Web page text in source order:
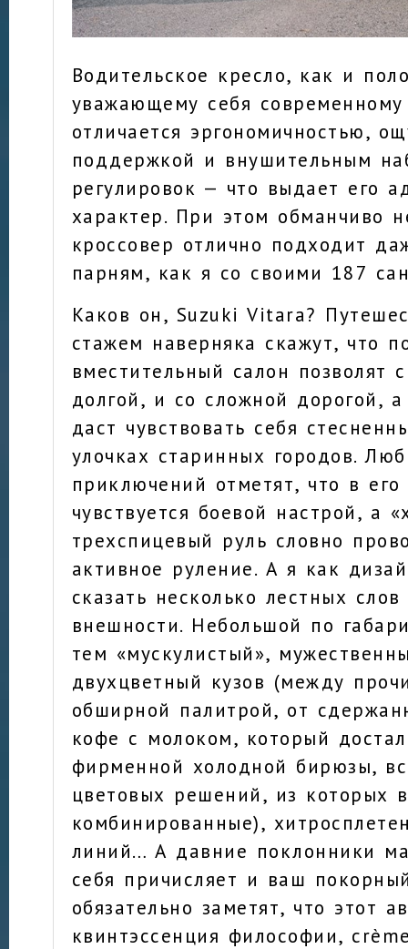
Водительское кресло, как и
уважающему себя
отличается эргономичностью,
поддержкой и внушительным
регулировок — что выдает его
характер. При этом обманчиво
кроссовер отлично подходит
парням, как я со своими 187
Каков он, Suzuki Vitara?
стажем наверняка скажут, что
вместительный салон позволят
долгой, и со сложной дорогой,
даст чувствовать себя
улочках старинных городов.
приключений отметят, что в
чувствуется боевой настрой, а
трехспицевый руль словно
активное руление. А я как
сказать несколько лестных
внешности. Небольшой по
тем «мускулистый»,
двухцветный кузов (между
обширной палитрой, от
кофе с молоком, который
фирменной холодной бирюзы,
цветовых решений, из которых
комбинированные),
линий… А давние поклонники
себя причисляет и ваш
обязательно заметят, что этот
квинтэссенция философии,